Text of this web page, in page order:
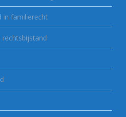
in familierecht
rechtsbijstand